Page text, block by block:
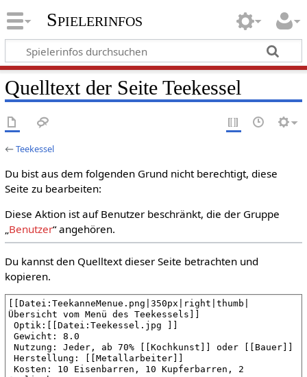
Spielerinfos
Quelltext der Seite Teekessel
←Teekessel
Du bist aus dem folgenden Grund nicht berechtigt, diese
Seite zu bearbeiten:
Diese Aktion ist auf Benutzer beschränkt, die der Gruppe
„Benutzer“ angehören.
Du kannst den Quelltext dieser Seite betrachten und
kopieren.